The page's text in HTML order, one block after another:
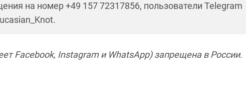
на номер +49 157 72317856, пользователи Telegram
Facebook, Instagram и WhatsApp) запрещена в России.